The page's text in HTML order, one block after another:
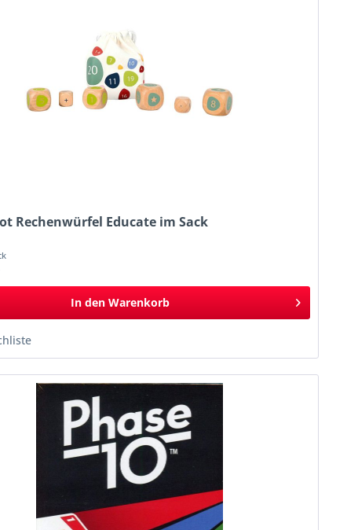
Rechenwürfel Educate im Sack
In den Warenkorb